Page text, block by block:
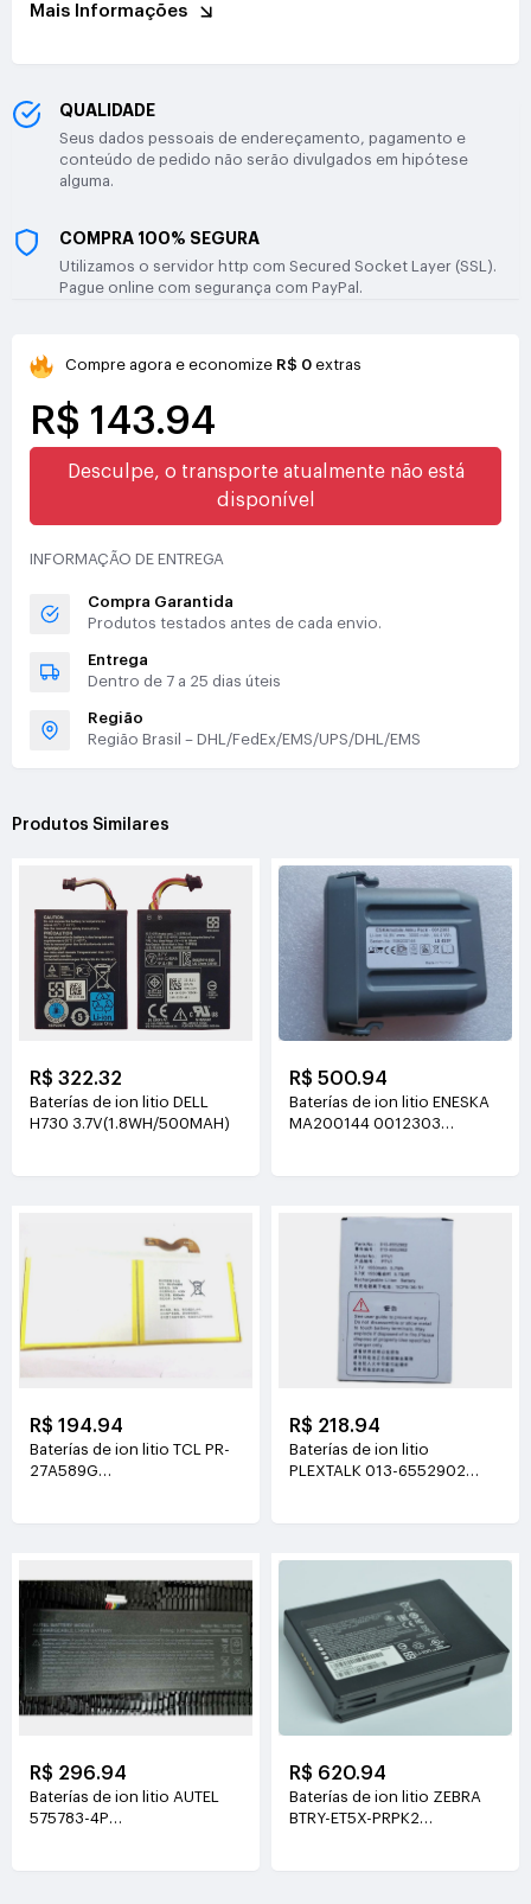
Mais Informações
QUALIDADE
Seus dados pessoais de endereçamento, pagamento e
conteúdo de pedido não serão divulgados em hipótese
alguma.
COMPRA 100% SEGURA
Utilizamos o servidor http com Secured Socket Layer (SSL).
Pague online com segurança com PayPal.
Compre agora e economize R$ 0 extras
R$ 143.94
Desculpe, o transporte atualmente não está
disponível
INFORMAÇÃO DE ENTREGA
Compra Garantida
Produtos testados antes de cada envio.
Entrega
Dentro de 7 a 25 dias úteis
Região
Região Brasil – DHL/FedEx/EMS/UPS/DHL/EMS
Produtos Similares
R$ 322.32
Baterías de ion litio DELL
H730 3.7V(1.8WH/500MAH)
R$ 500.94
Baterías de ion litio ENESKA
MA200144 0012303
R$ 194.94
Baterías de ion litio TCL PR-
27A589G
R$ 218.94
Baterías de ion litio
PLEXTALK 013-6552902
R$ 296.94
Baterías de ion litio AUTEL
575783-4P
R$ 620.94
Baterías de ion litio ZEBRA
BTRY-ET5X-PRPK2